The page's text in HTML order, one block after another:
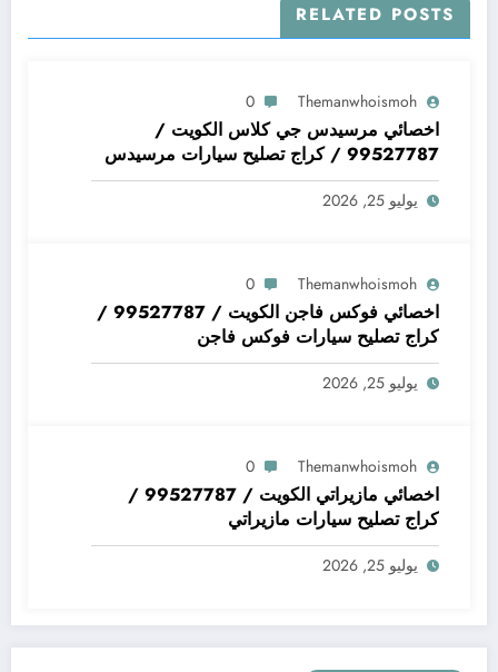
RELATED POSTS
Themanwhoismoh
0
اخصائي مرسيدس جي كلاس الكويت /
99527787 / كراج تصليح سيارات مرسيدس
جي كلاس
يوليو 25, 2026
Themanwhoismoh
0
اخصائي فوكس فاجن الكويت / 99527787 /
كراج تصليح سيارات فوكس فاجن
يوليو 25, 2026
Themanwhoismoh
0
اخصائي مازيراتي الكويت / 99527787 /
كراج تصليح سيارات مازيراتي
يوليو 25, 2026